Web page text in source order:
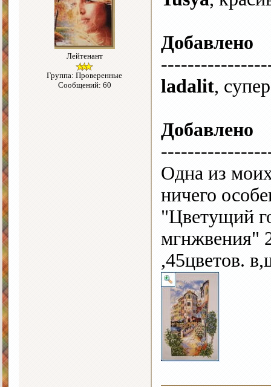
Лейтенант
Группа: Проверенные
Сообщений: 60
Добавлено
ladalit,
Добавлено
Одна из
ничего
"Цветущий
мгнжвения"
,45цветов.